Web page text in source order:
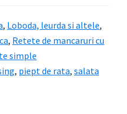
, Loboda, leurda si altele,
, Retete de mancaruri cu
simple
, piept de rata, salata